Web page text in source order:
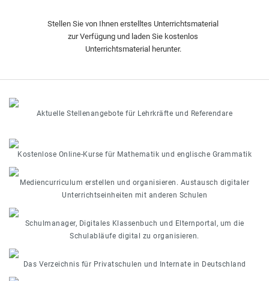
Stellen Sie von Ihnen erstelltes Unterrichtsmaterial
zur Verfügung und laden Sie kostenlos
Unterrichtsmaterial herunter.
Aktuelle Stellenangebote für Lehrkräfte und Referendare
Kostenlose Online-Kurse für Mathematik und englische Grammatik
Mediencurriculum erstellen und organisieren. Austausch digitaler
Unterrichtseinheiten mit anderen Schulen
Schulmanager, Digitales Klassenbuch und Elternportal, um die
Schulabläufe digital zu organisieren.
Das Verzeichnis für Privatschulen und Internate in Deutschland